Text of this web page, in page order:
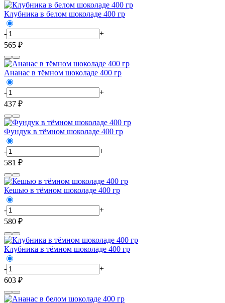
Клубника в белом шоколаде 400 гр
-
+
565 ₽
Ананас в тёмном шоколаде 400 гр
-
+
437 ₽
Фундук в тёмном шоколаде 400 гр
-
+
581 ₽
Кешью в тёмном шоколаде 400 гр
-
+
580 ₽
Клубника в тёмном шоколаде 400 гр
-
+
603 ₽